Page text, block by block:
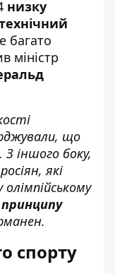
низку
багато
міністр
що
іншого боку,
які
спорту